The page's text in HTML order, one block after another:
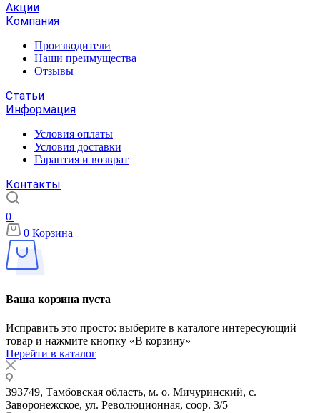
Акции
Компания
Производители
Наши преимущества
Отзывы
Статьи
Информация
Условия оплаты
Условия доставки
Гарантия и возврат
Контакты
0
0 Корзина
Ваша корзина пуста
Исправить это просто: выберите в каталоге интересующий
товар и нажмите кнопку «В корзину»
Перейти в каталог
393749, Тамбовская область, м. о. Мичуринский, с.
Заворонежское, ул. Революционная, соор. 3/5